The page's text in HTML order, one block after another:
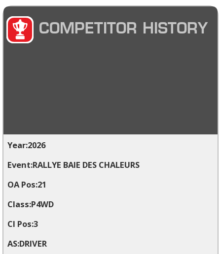
COMPETITOR HISTORY
2026
RALLYE BAIE DES CHALEURS
21
P4WD
3
DRIVER